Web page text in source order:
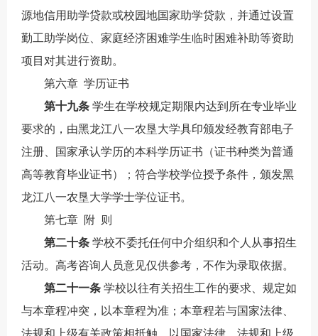
源地信用助学贷款或校园地国家助学贷款，并通过设置
勤工助学岗位、家庭经济困难学生临时困难补助等资助
项目对其进行资助。
第六章 学历证书
第十九条学生在学校规定期限内达到所在专业毕业
要求的，由黑龙江八一农垦大学具印颁发经教育部电子
注册、国家承认学历的本科学历证书（证书种类为普通
高等教育毕业证书）；符合学校学位授予条件，颁发黑
龙江八一农垦大学学士学位证书。
第七章 附 则
第二十条学校不委托任何中介组织和个人从事招生
活动。高考咨询人员意见仅供参考，不作为录取依据。
第二十一条学校以往有关招生工作的要求、规定如
与本章程冲突，以本章程为准；本章程若与国家法律、